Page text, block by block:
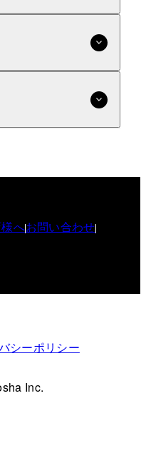
へお問い合わせ
シーポリシー
Inc.